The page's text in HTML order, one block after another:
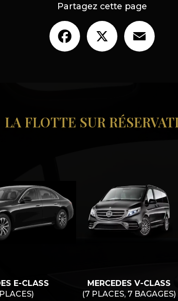
Partagez cette page
Facebook
LA FLOTTE SUR
E-CLASS
MERCEDES V-CLASS
(7 PLACES, 7 BAGAGES)